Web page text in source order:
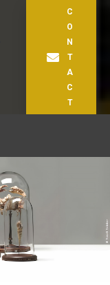
C
O
N
T
A
C
T